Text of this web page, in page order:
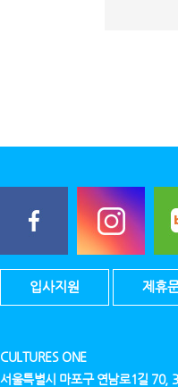
입사지원 제휴
CULTURES ONE
서울특별시 마포구 연남로1길 70,